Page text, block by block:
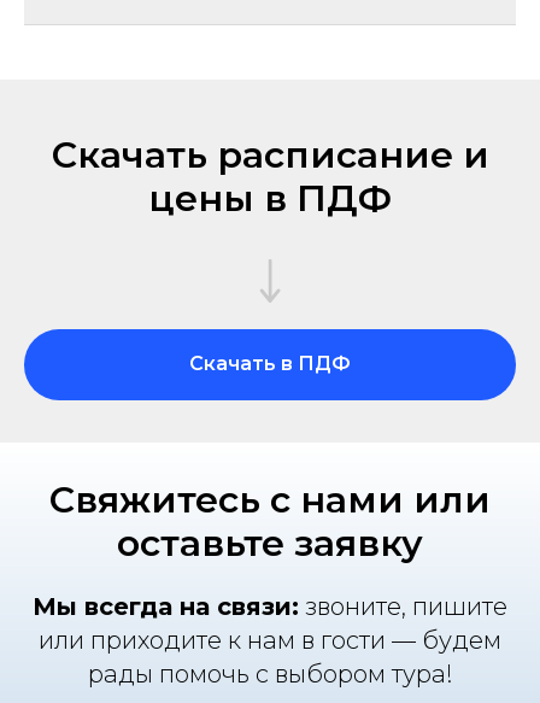
Скачать расписание и
цены в ПДФ
Скачать в ПДФ
Свяжитесь с нами или
оставьте заявку
Мы всегда на связи: звоните, пишите
или приходите к нам в гости — будем
рады помочь с выбором тура!